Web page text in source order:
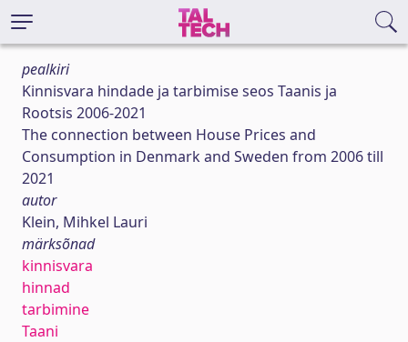
pealkiri
Kinnisvara hindade ja tarbimise seos Taanis ja
Rootsis 2006-2021
The connection between House Prices and
Consumption in Denmark and Sweden from 2006 till
2021
autor
Klein, Mihkel Lauri
märksõnad
kinnisvara
hinnad
tarbimine
Taani